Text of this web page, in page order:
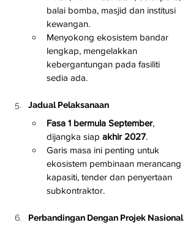
balai bomba, masjid dan institusi
kewangan.
Menyokong ekosistem bandar
lengkap, mengelakkan
kebergantungan pada fasiliti
sedia ada.
Jadual Pelaksanaan
Fasa 1 bermula September,
dijangka siap akhir 2027.
Garis masa ini penting untuk
ekosistem pembinaan merancang
kapasiti, tender dan penyertaan
subkontraktor.
Perbandingan Dengan Projek Nasional